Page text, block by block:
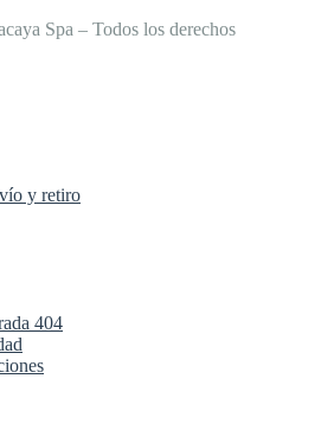
Spa – Todos los derechos
y retiro
404